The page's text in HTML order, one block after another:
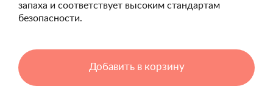
запаха и соответствует высоким стандартам
безопасности.
Добавить в корзину